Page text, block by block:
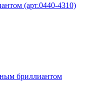
(арт.0440-4310)
бриллиантом